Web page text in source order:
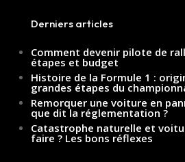
Derniers articles
Comment devenir pilote de
étapes et budget
Histoire de la Formule 1 :
grandes étapes du
Remorquer une voiture en
que dit la réglementation ?
Catastrophe naturelle et
faire ? Les bons réflexes